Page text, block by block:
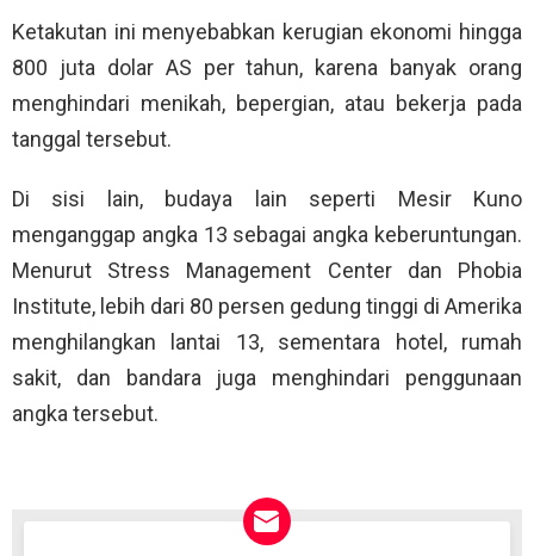
Ketakutan ini menyebabkan kerugian ekonomi hingga
800 juta dolar AS per tahun, karena banyak orang
menghindari menikah, bepergian, atau bekerja pada
tanggal tersebut.
Di sisi lain, budaya lain seperti Mesir Kuno
menganggap angka 13 sebagai angka keberuntungan.
Menurut Stress Management Center dan Phobia
Institute, lebih dari 80 persen gedung tinggi di Amerika
menghilangkan lantai 13, sementara hotel, rumah
sakit, dan bandara juga menghindari penggunaan
angka tersebut.